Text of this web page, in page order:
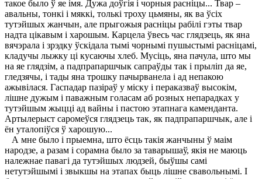
такое было ў яе імя. Дужа доўгія і чорныя расніцы... Твар –
авальны, тонкі і мяккі, толькі троху цьмяны, як ва ўсіх
тутэйшых жанчын, але прыгожыя расніцы рабілі гэты твар
надта цікавым і харошым. Карцела ўвесь час глядзець, як яна
вячэрала і зрэдку ўскідала тымі чорнымі пушыстымі расніцамі,
кладучы лыжку ці кусаючы хлеб. Мусіць, яна пачула, што мы
на яе глядзім, а падпрапаршчык сапраўды так і прыліп да яе,
гледзячы, і тады яна трошку пачырванела і ад непакою
ажывілася. Гаспадар пазіраў у міску і пераказваў высокім,
лішне дужым і паважным голасам аб розных непарадках у
тутэйшым жыцці ад вайны і пастою этапнага каменданта.
Артылерыст саромеўся глядзець так, як падпрапаршчык, але і
ён уталопіўся ў харошую...
А мне было і прыемна, што ёсць такія жанчыны ў маім
народзе, а разам і сорамна было за таварышаў, якія не маюць
належнае павагі да тутэйшых людзей, быўшы самі
нетутэйшымі і звыкшы на этапах быць лішне свавольнымі. I